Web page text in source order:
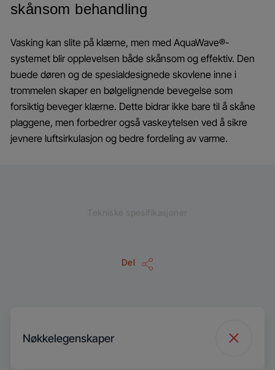
skånsom behandling
Vasking kan slite på klærne, men med AquaWave®-
systemet blir opplevelsen både skånsom og effektiv. Den
buede døren og de spesialdesignede skovlene inne i
trommelen skaper en bølgelignende bevegelse som
forsiktig beveger klærne. Dette bidrar ikke bare til å skåne
plaggene, men forbedrer også vaskeytelsen ved å sikre
jevnere luftsirkulasjon og bedre fordeling av varme.
Del
Nøkkelegenskaper